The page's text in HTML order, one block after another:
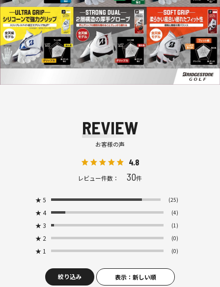
REVIEW
お客様の声
4.8
レビュー件数： 30件
★ 5 (25)
★ 4 (4)
★ 3 (1)
★ 2 (0)
★ 1 (0)
絞り込み 表示：新しい順